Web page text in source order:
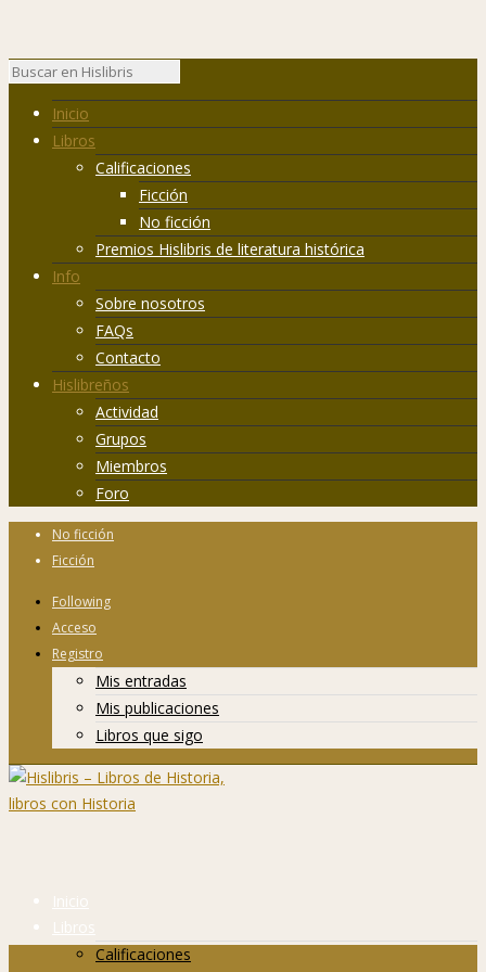
Inicio
Libros
Calificaciones
Ficción
No ficción
Premios Hislibris de literatura histórica
Info
Sobre nosotros
FAQs
Contacto
Hislibreños
Actividad
Grupos
Miembros
Foro
No ficción
Ficción
Following
Acceso
Registro
Mis entradas
Mis publicaciones
Libros que sigo
Inicio
Libros
Calificaciones